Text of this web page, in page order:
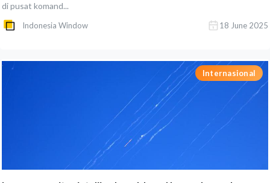
di pusat komand...
Indonesia Window 18 June 2025
Internasional